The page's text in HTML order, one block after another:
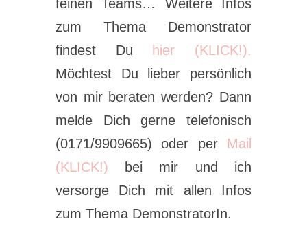
feinen Teams… Weitere Infos
zum Thema Demonstrator
findest Du
hier (KLICK!).
Möchtest Du lieber persönlich
von mir beraten werden? Dann
melde Dich gerne telefonisch
(0171/9909665) oder per Mail
(KLICK!) bei mir und ich
versorge Dich mit allen Infos
zum Thema DemonstratorIn.